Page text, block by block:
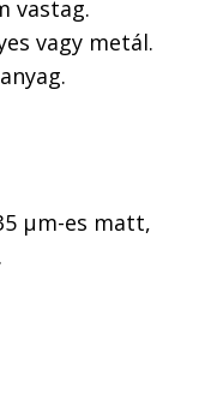
vastag.
vagy metál.
µm-es matt,